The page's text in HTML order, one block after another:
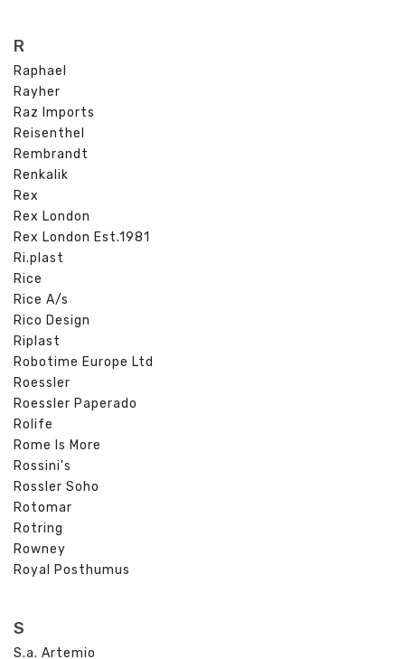
R
Raphael
Rayher
Raz Imports
Reisenthel
Rembrandt
Renkalik
Rex
Rex London
Rex London Est.1981
Ri.plast
Rice
Rice A/s
Rico Design
Riplast
Robotime Europe Ltd
Roessler
Roessler Paperado
Rolife
Rome Is More
Rossini's
Rossler Soho
Rotomar
Rotring
Rowney
Royal Posthumus
S
S.a. Artemio